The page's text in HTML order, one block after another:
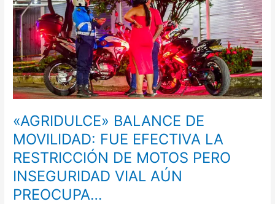
«AGRIDULCE» BALANCE DE
MOVILIDAD: FUE EFECTIVA LA
RESTRICCIÓN DE MOTOS PERO
INSEGURIDAD VIAL AÚN
PREOCUPA…
EFECTIVA
LA
RESTRICCIÓN
DE
MOTOS
PERO
INSEGURIDAD
VIAL
AÚN
PREOCUPA…